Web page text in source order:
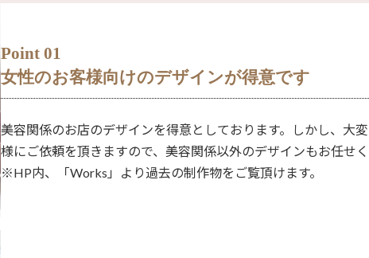
Point 01
女性のお客様向けのデザインが得意です
美容関係のお店のデザインを得意としております。しかし、大
様にご依頼を頂きますので、美容関係以外のデザインもお任せく
※HP内、「Works」より過去の制作物をご覧頂けます。